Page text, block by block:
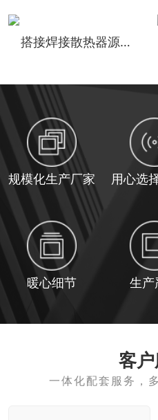
搭接焊接散热器源头工厂定做
规模化生产厂家 用心选
暖心细节 生产
客
一体化配套服务，